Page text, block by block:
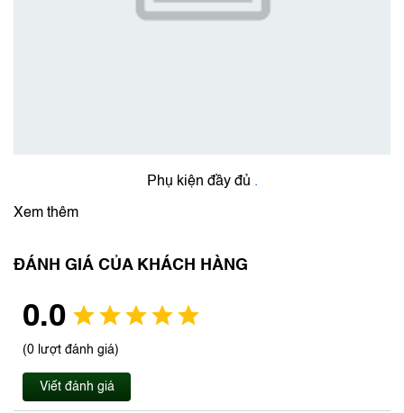
Phụ kiện đầy đủ .
Xem thêm
ĐÁNH GIÁ CỦA KHÁCH HÀNG
0.0
(0 lượt đánh giá)
Viết đánh giá